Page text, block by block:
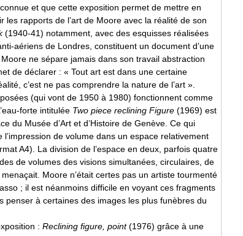
et que cette exposition permet de mettre en
rapports de l’art de Moore avec la réalité de son
(1940-41) notamment, avec des esquisses réalisées
aériens de Londres, constituent un document d’une
ne sépare jamais dans son travail abstraction
de déclarer : « Tout art est dans une certaine
c’est ne pas comprendre la nature de l’art ».
(qui vont de 1950 à 1980) fonctionnent comme
forte intitulée Two piece reclining Figure (1969) est
du Musée d’Art et d’Histoire de Genève. Ce qui
de volume dans un espace relativement
A4). La division de l’espace en deux, parfois quatre
de volumes des visions simultanées, circulaires, de
Moore n’était certes pas un artiste tourmenté
; il est néanmoins difficile en voyant ces fragments
penser à certaines des images les plus funèbres du
: Reclining figure, point(1976) grâce à une